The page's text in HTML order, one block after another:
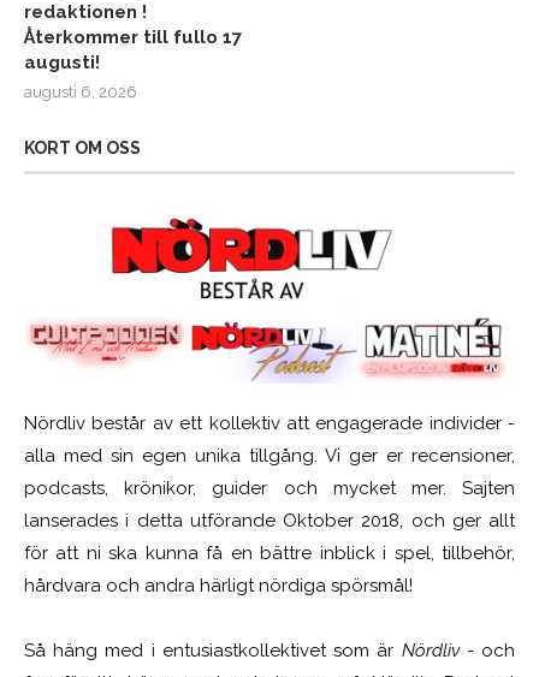
redaktionen !
Återkommer till fullo 17
augusti!
augusti 6, 2026
KORT OM OSS
Nördliv består av ett kollektiv att engagerade individer -
alla med sin egen unika tillgång. Vi ger er recensioner,
podcasts, krönikor, guider och mycket mer. Sajten
lanserades i detta utförande Oktober 2018, och ger allt
för att ni ska kunna få en bättre inblick i spel, tillbehör,
hårdvara och andra härligt nördiga spörsmål!
Så häng med i entusiastkollektivet som är Nördliv- och